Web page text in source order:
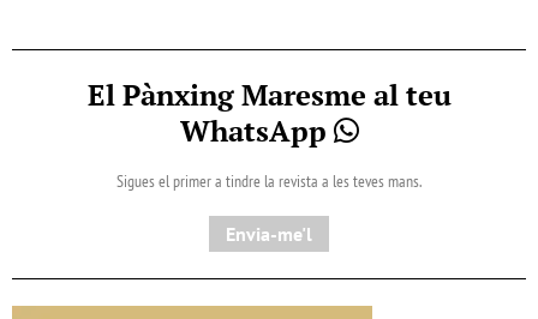
El Pànxing Maresme al teu
WhatsApp
Sigues el primer a tindre la revista a les teves mans.
Envia-me'l